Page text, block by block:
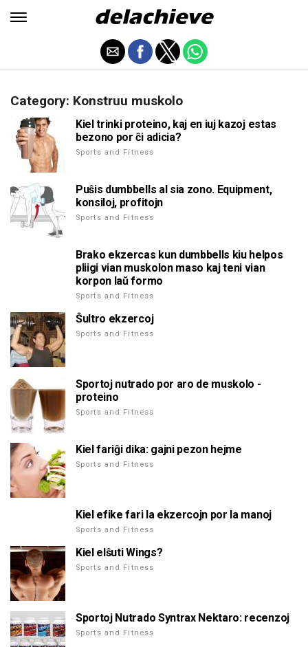
Category: Konstruu muskolo
Kiel trinki proteino, kaj en iuj kazoj estas
bezono por ĉi adicia?
Sports and Fitness
Puŝis dumbbells al sia zono. Equipment,
konsiloj, profitojn
Sports and Fitness
Brako ekzercas kun dumbbells kiu helpos
pliigi vian muskolon maso kaj teni vian
korpon laŭ formo
Sports and Fitness
Ŝultro ekzercoj
Sports and Fitness
Sportoj nutrado por aro de muskolo -
proteino
Sports and Fitness
Kiel fariĝi dika: gajni pezon hejme
Sports and Fitness
Kiel efike fari la ekzercojn por la manoj
Sports and Fitness
Kiel elŝuti Wings?
Sports and Fitness
Sportoj Nutrado Syntrax Nektaro: recenzoj
Sports and Fitness